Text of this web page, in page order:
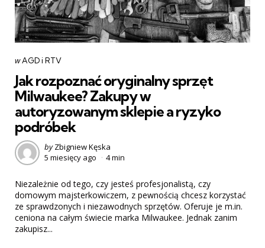
Categories
post
wAGD i RTV
Jak rozpoznać oryginalny sprzęt
Milwaukee? Zakupy w
autoryzowanym sklepie a ryzyko
podróbek
Posted
by
by Zbigniew Kęska
5 miesięcy ago
4 min
Niezależnie od tego, czy jesteś profesjonalistą, czy
domowym majsterkowiczem, z pewnością chcesz korzystać
ze sprawdzonych i niezawodnych sprzętów. Oferuje je m.in.
ceniona na całym świecie marka Milwaukee. Jednak zanim
zakupisz...